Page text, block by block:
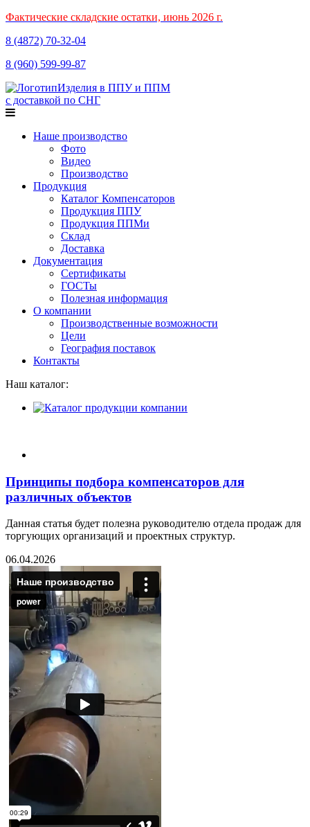
Фактические складские остатки, июнь 2026 г.
8 (4872) 70-32-04
8 (960) 599-99-87
Изделия в ППУ и ППМ
с доставкой по СНГ
Наше производство
Фото
Видео
Производство
Продукция
Каталог Компенсаторов
Продукция ППУ
Продукция ППМи
Склад
Доставка
Документация
Сертификаты
ГОСТы
Полезная информация
О компании
Производственные возможности
Цели
География поставок
Контакты
Наш каталог:
Принципы подбора компенсаторов для
различных объектов
Данная статья будет полезна руководителю отдела продаж для
торгующих организаций и проектных структур.
06.04.2026